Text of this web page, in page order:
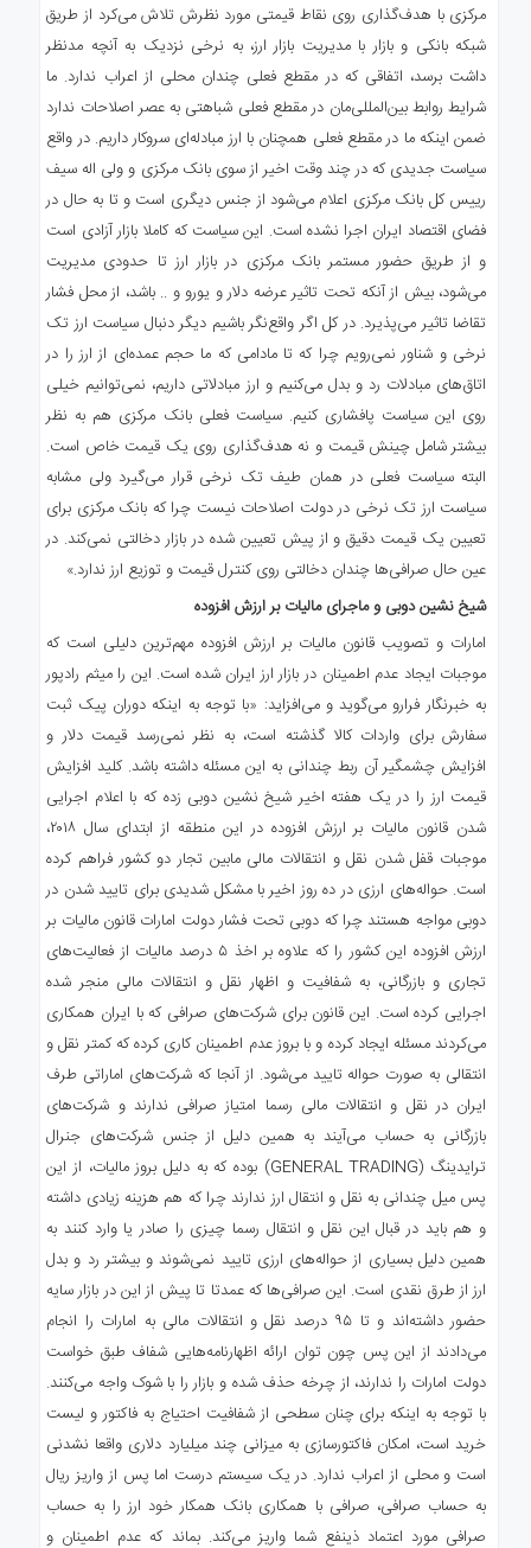
مرکزی با هدف‌گذاری روی نقاط قیمتی مورد نظرش تلاش می‌کرد از طریق
شبکه بانکی و بازار با مدیریت بازار ارز، به نرخی نزدیک به آنچه مدنظر
داشت برسد، اتفاقی که در مقطع فعلی چندان محلی از اعراب ندارد. ما
شرایط روابط بین‌المللی‌مان در مقطع فعلی شباهتی به عصر اصلاحات ندارد
ضمن اینکه ما در مقطع فعلی همچنان با ارز مبادله‌ای سروکار داریم. در واقع
سیاست جدیدی که در چند وقت اخیر از سوی بانک مرکزی و ولی اله سیف
رییس کل بانک مرکزی اعلام می‌شود از جنس دیگری است و تا به حال در
فضای اقتصاد ایران اجرا نشده است. این سیاست که کاملا بازار آزادی است
و از طریق حضور مستمر بانک مرکزی در بازار ارز تا حدودی مدیریت
می‌شود، بیش از آنکه تحت تاثیر عرضه دلار و یورو و .. باشد، از محل فشار
تقاضا تاثیر می‌پذیرد. در کل اگر واقع‌نگر باشیم دیگر دنبال سیاست ارز تک
نرخی و شناور نمی‌رویم چرا که تا مادامی که ما حجم عمده‌ای از ارز را در
اتاق‌های مبادلات رد و بدل می‌کنیم و ارز مبادلاتی داریم، نمی‌توانیم خیلی
روی این سیاست پافشاری کنیم. سیاست فعلی بانک مرکزی هم به نظر
بیشتر شامل چینش قیمت و نه هدف‌گذاری روی یک قیمت خاص است.
البته سیاست فعلی در همان طیف تک نرخی قرار می‌گیرد ولی مشابه
سیاست ارز تک نرخی در دولت اصلاحات نیست چرا که بانک مرکزی برای
تعیین یک قیمت دقیق و از پیش تعیین شده در بازار دخالتی نمی‌کند. در
عین حال صرافی‌ها چندان دخالتی روی کنترل قیمت و توزیع ارز ندارد.»
شیخ نشین دوبی و ماجرای مالیات بر ارزش افزوده
امارات و تصویب قانون مالیات بر ارزش افزوده مهم‌ترین دلیلی است که
موجبات ایجاد عدم اطمینان در بازار ارز ایران شده است. این را میثم رادپور
به خبرنگار فرارو می‌گوید و می‌افزاید: «با توجه به اینکه دوران پیک ثبت
سفارش برای واردات کالا گذشته است، به نظر نمی‌رسد قیمت دلار و
افزایش چشمگیر آن ربط چندانی به این مسئله داشته باشد. کلید افزایش
قیمت ارز را در یک هفته اخیر شیخ نشین دوبی زده که با اعلام اجرایی
شدن قانون مالیات بر ارزش افزوده در این منطقه از ابتدای سال ۲۰۱۸،
موجبات قفل شدن نقل و انتقالات مالی مابین تجار دو کشور فراهم کرده
است. حواله‌های ارزی در ده روز اخیر با مشکل شدیدی برای تایید شدن در
دوبی مواجه هستند چرا که دوبی تحت فشار دولت امارات قانون مالیات بر
ارزش افزوده این کشور را که علاوه بر اخذ ۵ درصد مالیات از فعالیت‌های
تجاری و بازرگانی، به شفافیت و اظهار نقل و انتقالات مالی منجر شده
اجرایی کرده است. این قانون برای شرکت‌های صرافی که با ایران همکاری
می‌کردند مسئله ایجاد کرده و با بروز عدم اطمینان کاری کرده که کمتر نقل و
انتقالی به صورت حواله تایید می‌شود. از آنجا که شرکت‌های اماراتی طرف
ایران در نقل و انتقالات مالی رسما امتیاز صرافی ندارند و شرکت‌های
بازرگانی به حساب می‌آیند به همین دلیل از جنس شرکت‌های جنرال
ترایدینگ (GENERAL TRADING) بوده که به دلیل بروز مالیات، از این
پس میل چندانی به نقل و انتقال ارز ندارند چرا که هم هزینه زیادی داشته
و هم باید در قبال این نقل و انتقال رسما چیزی را صادر یا وارد کنند به
همین دلیل بسیاری از حواله‌های ارزی تایید نمی‌شوند و بیشتر رد و بدل
ارز از طرق نقدی است. این صرافی‌ها که عمدتا تا پیش از این در بازار سایه
حضور داشته‌اند و تا ۹۵ درصد نقل و انتقالات مالی به امارات را انجام
می‌دادند از این پس چون توان ارائه اظهارنامه‌هایی شفاف طبق خواست
دولت امارات را ندارند، از چرخه حذف شده و بازار را با شوک واجه می‌کنند.
با توجه به اینکه برای چنان سطحی از شفافیت احتیاج به فاکتور و لیست
خرید است، امکان فاکتورسازی به میزانی چند میلیارد دلاری واقعا نشدنی
است و محلی از اعراب ندارد. در یک سیستم درست اما پس از واریز ریال
به حساب صرافی، صرافی با همکاری بانک همکار خود ارز را به حساب
صرافی مورد اعتماد ذینفع شما واریز می‌کند. بماند که عدم اطمینان و